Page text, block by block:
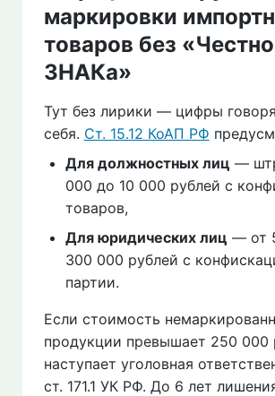
маркировки
товаров без
ЗНАКа»
Тут без лирики — цифры
себя. Ст. 15.12 КоАП РФ
Для должностных лиц —
000 до 10 000 рублей с
товаров,
Для юридических лиц — от
300 000 рублей с
партии.
Если стоимость
продукции превышает 250
наступает уголовная
ст. 171.1 УК РФ. До 6 лет